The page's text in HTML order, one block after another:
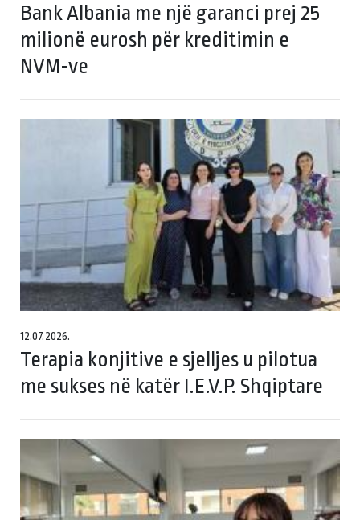
Bank Albania me një garanci prej 25
milionë eurosh për kreditimin e
NVM-ve
12.07.2026.
Terapia konjitive e sjelljes u pilotua
me sukses në katër I.E.V.P. Shqiptare